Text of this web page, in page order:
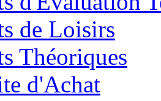
de Loisirs
Théoriques
d'Achat